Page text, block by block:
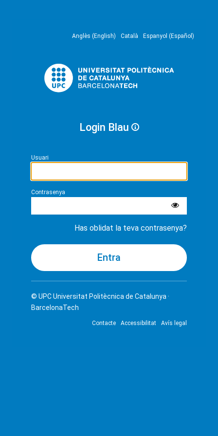
Anglès (English) Català Espanyol (Español)
Login Blau
Usuari
Contrasenya
Has oblidat la teva contrasenya?
© UPCUniversitat Politècnica de Catalunya ·
BarcelonaTech
Contacte Accessibilitat Avís legal